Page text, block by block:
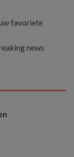
favoriete
news